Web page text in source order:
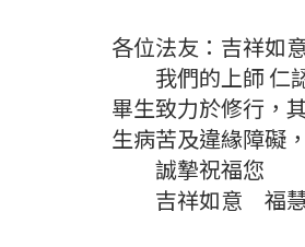
各位法友：吉祥如
我們的上師 仁認
畢生致力於修行，
生病苦及違緣障礙
誠摯祝福您
吉祥如意 福慧
不丹利生